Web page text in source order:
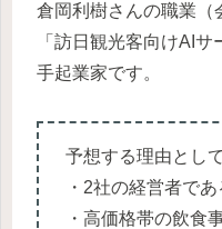
倉岡利樹さんの職業（
「訪日観光客向けAI
手起業家です。
予想する理由として
・2社の経営者であ
・高価格帯の飲食